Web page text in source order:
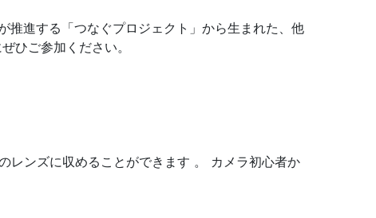
推進する「つなぐプロジェクト」から生まれた、他
ひご参加ください。
レンズに収めることができます 。 カメラ初心者か